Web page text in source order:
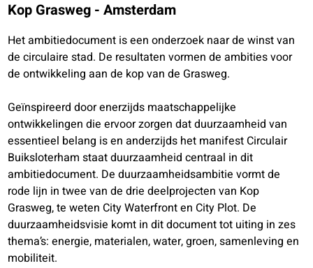
Kop Grasweg - Amsterdam
Het ambitiedocument is een onderzoek naar de winst van
de circulaire stad. De resultaten vormen de ambities voor
de ontwikkeling aan de kop van de Grasweg.
Geïnspireerd door enerzijds maatschappelijke
ontwikkelingen die ervoor zorgen dat duurzaamheid van
essentieel belang is en anderzijds het manifest Circulair
Buiksloterham staat duurzaamheid centraal in dit
ambitiedocument. De duurzaamheidsambitie vormt de
rode lijn in twee van de drie deelprojecten van Kop
Grasweg, te weten City Waterfront en City Plot. De
duurzaamheidsvisie komt in dit document tot uiting in zes
thema’s: energie, materialen, water, groen, samenleving en
mobiliteit.